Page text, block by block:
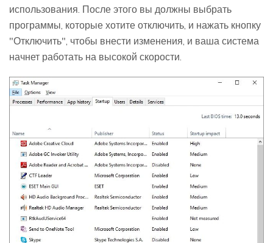
использования. После этого вы должны выбрать
программы, которые хотите отключить, и нажать кнопку
"Отключить", чтобы внести изменения, и ваша система
начнет работать на высокой скорости.